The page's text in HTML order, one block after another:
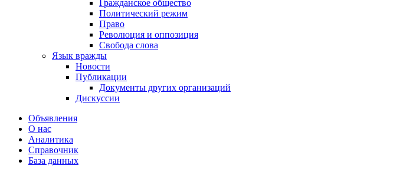
Гражданское общество
Политический режим
Право
Революция и оппозиция
Свобода слова
Язык вражды
Новости
Публикации
Документы других организаций
Дискуссии
Объявления
О нас
Аналитика
Справочник
База данных